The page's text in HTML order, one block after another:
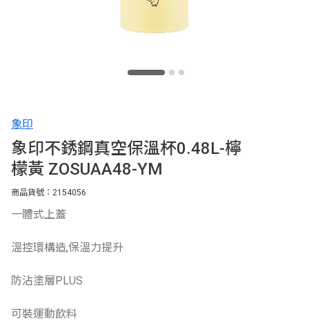
象印
象印不銹鋼真空保溫杯0.48L-檸
檬黃 ZOSUAA48-YM
商品貨號：2154056
一體式上蓋
溫控環構造,保溫力提升
防沾塗層PLUS
可裝運動飲料